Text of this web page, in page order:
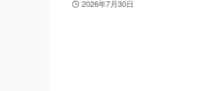
2026年7月30日